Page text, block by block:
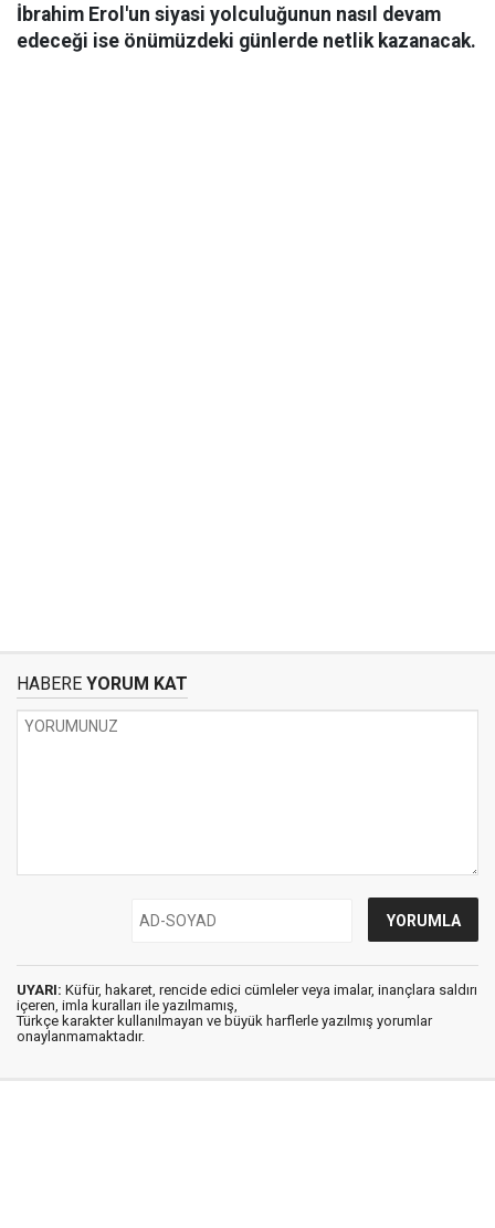
İbrahim Erol'un siyasi yolculuğunun nasıl devam
edeceği ise önümüzdeki günlerde netlik kazanacak.
HABERE YORUM KAT
UYARI: Küfür, hakaret, rencide edici cümleler veya imalar, inançlara saldırı
içeren, imla kuralları ile yazılmamış,
Türkçe karakter kullanılmayan ve büyük harflerle yazılmış yorumlar
onaylanmamaktadır.